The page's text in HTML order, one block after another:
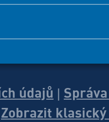
údajů
Zobrazit